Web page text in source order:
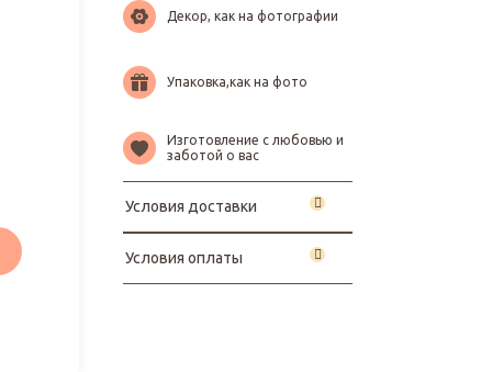
Декор, как на фотографии
Упаковка,как на фото
Изготовление с любовью и
заботой о вас
Условия доставки
Условия оплаты